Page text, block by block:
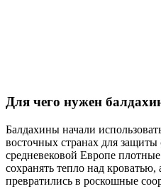
Для чего нужен
Балдахины начали
восточных странах для
средневековой Европе
сохранять тепло над
превратились в роскошные